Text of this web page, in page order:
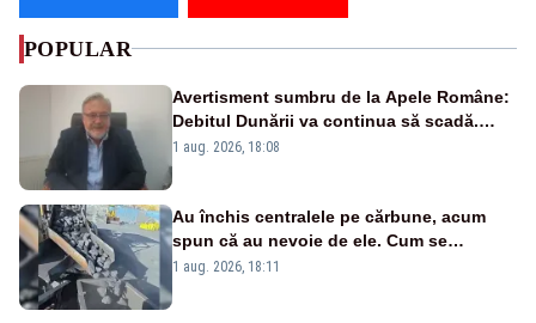
POPULAR
Avertisment sumbru de la Apele Române:
Debitul Dunării va continua să scadă.
Cernavodă s-ar putea închide în 4 zile
1 aug. 2026, 18:08
Au închis centralele pe cărbune, acum
spun că au nevoie de ele. Cum se
pasează vina în plină criză energetică
1 aug. 2026, 18:11